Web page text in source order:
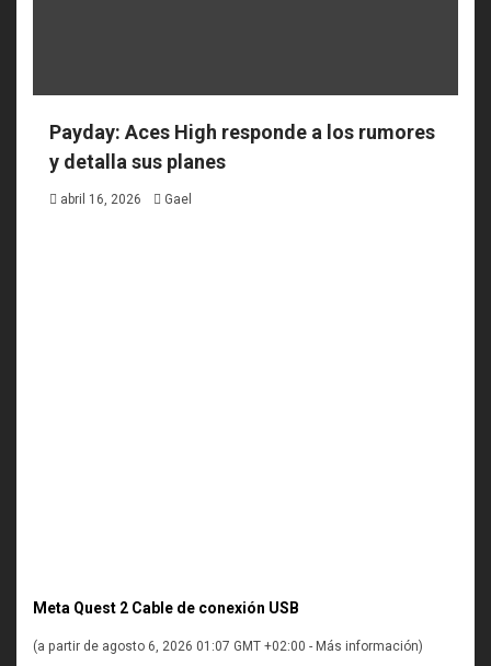
Payday: Aces High responde a los rumores
y detalla sus planes
abril 16, 2026 Gael
Meta Quest 2 Cable de conexión USB
(a partir de agosto 6, 2026 01:07 GMT +02:00 - Más información)